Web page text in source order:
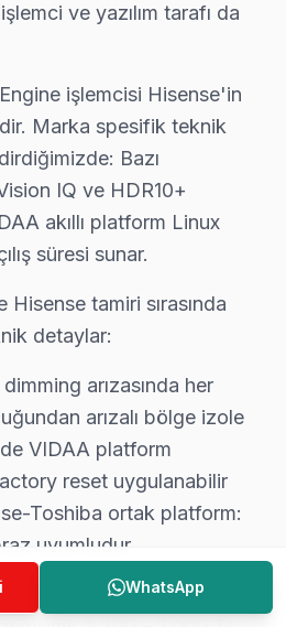
ÜCRETSİZ
2026 yılı itibarıyla geçerlidir. Kesin fiyat
ve yazılım tarafı da
işlemcisi Hisense'in
Marka spesifik teknik
Bazı
IQ ve HDR10+
akıllı platform Linux
süresi sunar.
Hisense tamiri sırasında
detaylar:
arızasında her
arızalı bölge izole
VIDAA platform
reset uygulanabilir
Toshiba ortak platform:
uyumludur
Fiyat Rehberi (2025):
WhatsApp